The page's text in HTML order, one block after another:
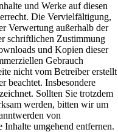
und Werke auf diesen
Die Vervielfältigung,
Verwertung außerhalb der
schriftlichen Zustimmung
und Kopien dieser
Gebrauch
nicht vom Betreiber erstellt
beachtet. Insbesondere
Sollten Sie trotzdem
werden, bitten wir um
von
umgehend entfernen.